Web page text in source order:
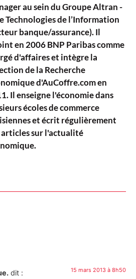
au sein du Groupe Altran -
Technologies de l’Information
banque/assurance). Il
en 2006 BNP Paribas comme
d'affaires et intègre la
de la Recherche
d'AuCoffre.com en
Il enseigne l'économie dans
écoles de commerce
et écrit régulièrement
articles sur l'actualité
dit : 15 mars 2013 à 8h50